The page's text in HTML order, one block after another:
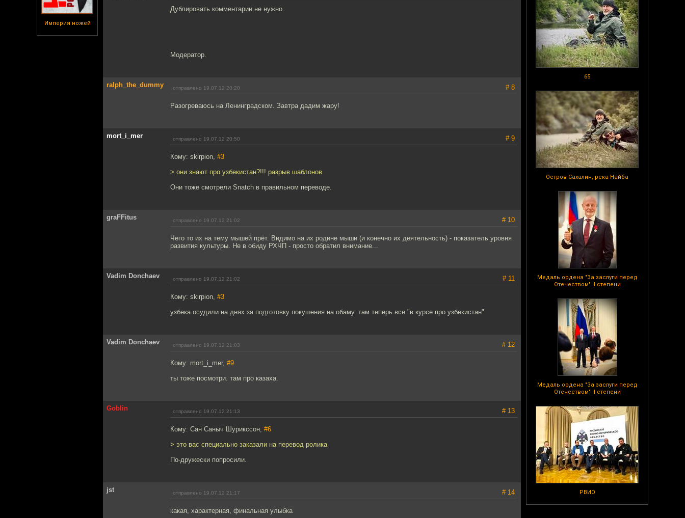
Империя ножей
65
Остров Сахалин, река Найба
Медаль ордена "За заслуги перед
Отечеством" II степени
Медаль ордена "За заслуги перед
Отечеством" II степени
РВИО
Дублировать комментарии не нужно.
Модератор.
ralph_the_dummy отправлено 19.07.12 20:20 # 8
Разогреваюсь на Ленинградском. Завтра дадим жару!
mort_i_mer отправлено 19.07.12 20:50 # 9
Кому: skirpion, #3
> они знают про узбекистан?!!! разрыв шаблонов
Они тоже смотрели Snatch в правильном переводе.
graFFitus отправлено 19.07.12 21:02 # 10
Чего то их на тему мышей прёт. Видимо на их родине мыши (и конечно их деятельность) - показатель уровня
развития культуры. Не в обиду РХЧП - просто обратил внимание...
Vadim Donchaev отправлено 19.07.12 21:02 # 11
Кому: skirpion, #3
узбека осудили на днях за подготовку покушения на обаму. там теперь все "в курсе про узбекистан"
Vadim Donchaev отправлено 19.07.12 21:03 # 12
Кому: mort_i_mer, #9
ты тоже посмотри. там про казаха.
Goblin отправлено 19.07.12 21:13 # 13
Кому: Сан Саныч Шурикссон, #6
> это вас специально заказали на перевод ролика
По-дружески попросили.
jst отправлено 19.07.12 21:17 # 14
какая, характерная, финальная улыбка